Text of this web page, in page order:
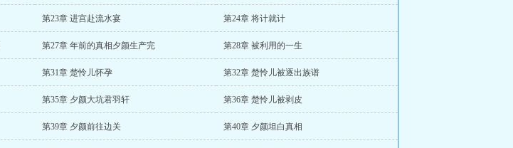
第23章 进宫赴流水宴 第24章 将计就计
第27章 年前的真相夕颜生产完 第28章 被利用的一生
第31章 楚怜儿怀孕 第32章 楚怜儿被逐出族谱
第35章 夕颜大坑君羽轩 第36章 楚怜儿被剥皮
第39章 夕颜前往边关 第40章 夕颜坦白真相